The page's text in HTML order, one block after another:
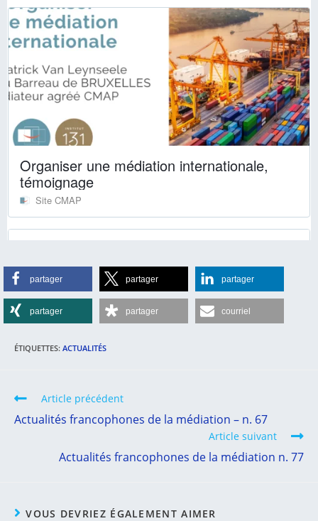
partager partager partager
partager partager courriel
ÉTIQUETTES: ACTUALITÉS
Article précédent
Actualités francophones de la médiation – n. 67
Article suivant
Actualités francophones de la médiation n. 77
VOUS DEVRIEZ ÉGALEMENT AIMER